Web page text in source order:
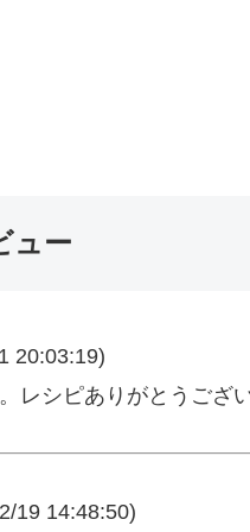
ュー
20:03:19)
レシピありがとうござ
19 14:48:50)